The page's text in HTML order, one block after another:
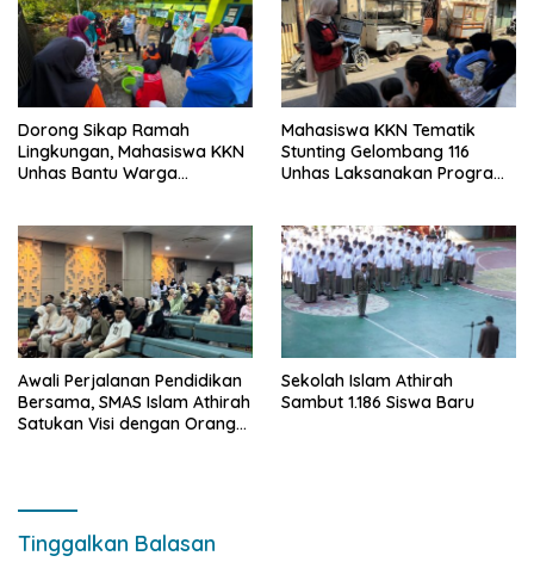
Dorong Sikap Ramah
Lingkungan, Mahasiswa KKN
Unhas Bantu Warga
Produksi Limbah Cair Rumah
Tangga.
Mahasiswa KKN Tematik
Stunting Gelombang 116
Unhas Laksanakan Program
Awali Perjalanan Pendidikan
Bersama, SMAS Islam Athirah
Satukan Visi dengan Orang
Sekolah Islam Athirah
Sambut 1.186 Siswa Baru
Tinggalkan Balasan